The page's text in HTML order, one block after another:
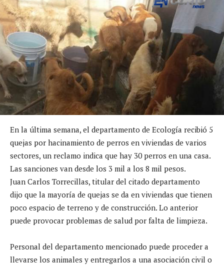
En la última semana, el departamento de Ecología recibió 5
quejas por hacinamiento de perros en viviendas de varios
sectores, un reclamo indica que hay 30 perros en una casa.
Las sanciones van desde los 3 mil a los 8 mil pesos.
Juan Carlos Torrecillas, titular del citado departamento
dijo que la mayoría de quejas se da en viviendas que tienen
poco espacio de terreno y de construcción. Lo anterior
puede provocar problemas de salud por falta de limpieza.
Personal del departamento mencionado puede proceder a
llevarse los animales y entregarlos a una asociación civil o